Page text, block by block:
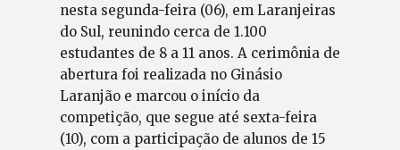
nesta segunda-feira (06), em Laranjeiras
do Sul, reunindo cerca de 1.100
estudantes de 8 a 11 anos. A cerimônia de
abertura foi realizada no Ginásio
Laranjão e marcou o início da
competição, que segue até sexta-feira
(10), com a participação de alunos de 15